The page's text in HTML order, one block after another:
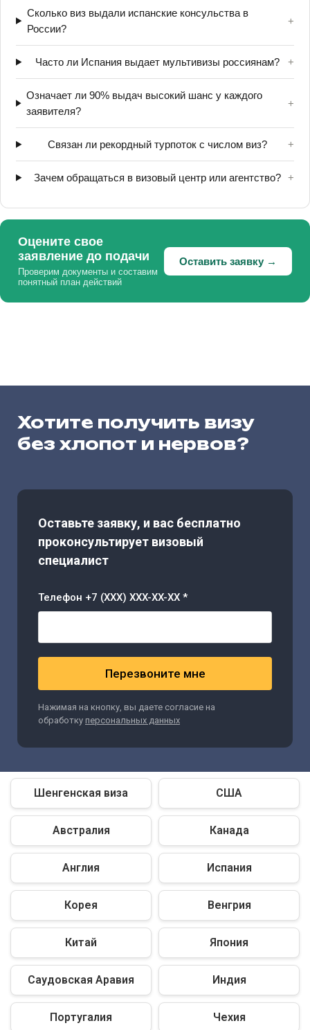
Сколько виз выдали испанские консульства в
России?
+
Часто ли Испания выдает мультивизы россиянам? +
Означает ли 90% выдач высокий шанс у каждого
заявителя?
+
Связан ли рекордный турпоток с числом виз? +
Зачем обращаться в визовый центр или агентство? +
Оцените свое
заявление до подачи
Проверим документы и составим
понятный план действий
Оставить заявку →
Хотите получить визу
без хлопот и нервов?
Оставьте заявку, и вас бесплатно
проконсультирует визовый
специалист
Телефон +7 (XXX) XXX-XX-XX *
Перезвоните мне
Нажимая на кнопку, вы даете согласие на
обработку персональных данных
Шенгенская виза США
Австралия Канада
Англия Испания
Корея Венгрия
Китай Япония
Саудовская Аравия Индия
Португалия Чехия